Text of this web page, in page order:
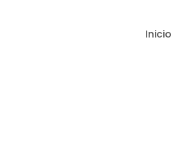
Inicio